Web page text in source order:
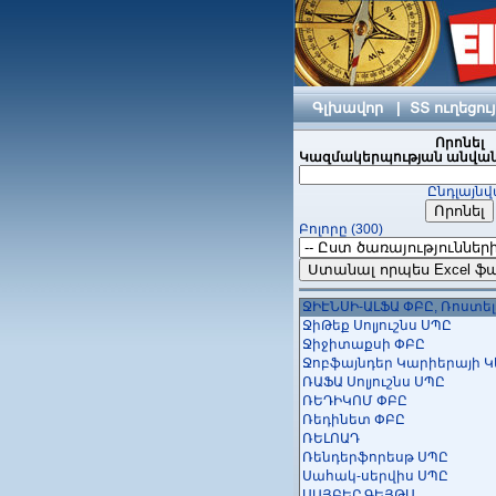
Գլխավոր |ՏՏ
Որոնել
Կազմակերպության
Բոլորը (300)
ՆՈՎԵՆՏԻՔ (Սոֆթլայն
ՆՈՐՔ
ՓԲԸ
Նուռ Գեյմս
Շահումյան Մեդիա ՍՊԸ
Շիրակինֆո ՍՊԸ
ՇՈՂԵՐՍՈՖԹ ՍՊԸ
Ուայզ Սոուրս
ՈՒՈՐՔՖՐՈՆԹ ԱՐՄԵՆԻԱ ՍՊԸ
ՊիկսԱրտ ՍՊԸ
Պլեքսոնիկ
Պրոայթիլաբ ՍՊԸ
Պրոֆայթի դևելոպմենտ
ՋԻԷՆՍԻ-ԱԼՖԱ ՓԲԸ,
ՋիԹեք Սոլյուշնս ՍՊԸ
Ջիջիտաքսի ՓԲԸ
Ջոբֆայնդեր Կարիերայի
ՌԱՖԱ Սոլյուշնս ՍՊԸ
ՌԵԴԻԿՈՄ ՓԲԸ
Ռեդինետ ՓԲԸ
ՌԵԼՈԱԴ
Ռենդերֆորեսթ ՍՊԸ
Սահակ-սերվիս ՍՊԸ